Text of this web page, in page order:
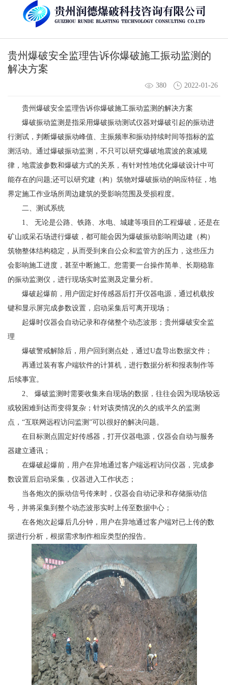
贵州爆破安全监理告诉你爆破施工振动监测的
解决方案
380 2022-01-26
贵州爆破安全监理告诉你爆破施工振动监测的解决方案
爆破振动监测是指采用爆破振动测试仪器对爆破引起的振动进
行测试，判断爆破振动峰值、主振频率和振动持续时间等指标的监
测活动。通过爆破振动监测，不只可以研究爆破地震波的衰减规
律，地震波参数和爆破方式的关系，有针对性地优化爆破设计中可
能存在的问题;还可以研究建（构）筑物对爆破振动的响应特征，地
界定施工作业场所周边建筑的受影响范围及受损程度。
二、测试系统
1、 无论是公路、铁路、水电、城建等项目的工程爆破，还是在
矿山或采石场进行爆破，都可能会因为爆破振动影响周边建（构）
筑物整体结构稳定，从而受到来自公众和监管方的压力，这些压力
会影响施工进度，甚至中断施工。您需要一台操作简单、长期稳靠
的振动监测仪，进行现场实时监测及定量分析。
爆破起爆前，用户固定好传感器后打开仪器电源，通过机载按
键和显示屏完成参数设置，启动采集后可离开现场；
起爆时仪器会自动记录和存储整个动态波形； 贵州爆破安全监
理
爆破警戒解除后，用户回到测点处，通过U盘导出数据文件；
再通过装有客户端软件的计算机，进行数据分析和报表制作等
后续事宜。
2、 爆破监测时需要收集来自现场的数据，往往会因为现场较远
或较困难到达而变得复杂；针对该类情况的久的或半久的监测
点，“互联网远程访问监测”可以很好的解决问题。
在目标测点固定好传感器，打开仪器电源，仪器会自动与服务
器建立通讯；
在爆破起爆前，用户在异地通过客户端远程访问仪器，完成参
数设置后启动采集，仪器进入工作状态；
当各炮次的振动信号传来时，仪器会自动记录和存储振动信
号，并将采集到整个动态波形实时上传至数据中心；
在各炮次起爆后几分钟，用户在异地通过客户端对已上传的数
据进行分析，根据需求制作相应类型的报告。